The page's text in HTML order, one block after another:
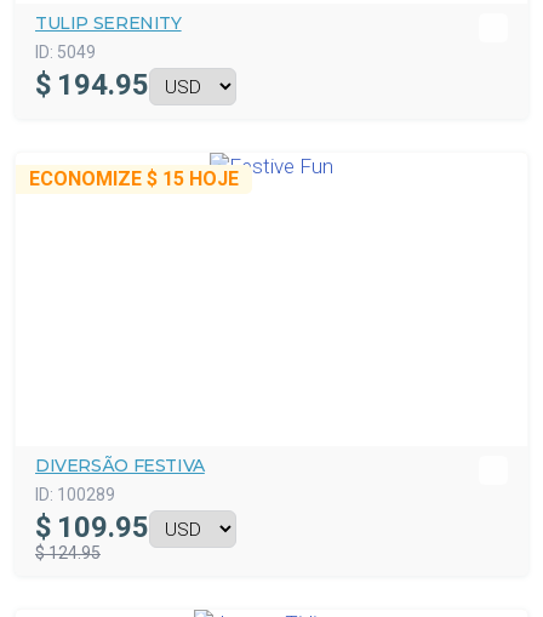
TULIP SERENITY
ID: 5049
$ 194.95
ECONOMIZE $ 15 HOJE
DIVERSÃO FESTIVA
ID: 100289
$ 109.95
$ 124.95